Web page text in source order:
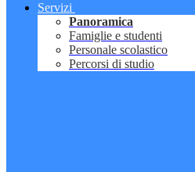
Servizi
Panoramica
Famiglie e studenti
Personale scolastico
Percorsi di studio